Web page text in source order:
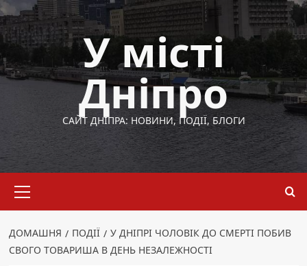
Перейти
до
вмісту
У місті
Дніпро
САЙТ ДНІПРА: НОВИНИ, ПОДІЇ, БЛОГИ
меню
ДОМАШНЯ ПОДІЇ
У ДНІПРІ ЧОЛОВІК ДО СМЕРТІ ПОБИВ
СВОГО ТОВАРИША В ДЕНЬ НЕЗАЛЕЖНОСТІ